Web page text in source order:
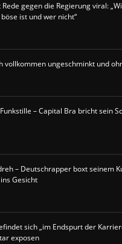
gegen die Regierung viral:
ist und wer nicht“
vollkommen ungeschminkt und
– Capital Bra bricht sein
– Deutschrapper boxt seinem
Gesicht
sich „im Endspurt der
exposen